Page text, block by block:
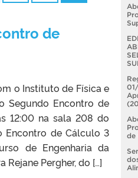
de
o Instituto de Física e
Segundo Encontro de
12:00 na sala 208 do
Encontro de Cálculo 3
de Engenharia da
Pergher, do […]
de